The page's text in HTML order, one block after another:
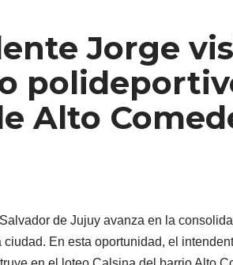
Jorge
Alto
de Jujuy avanza en la
En esta oportunidad, el